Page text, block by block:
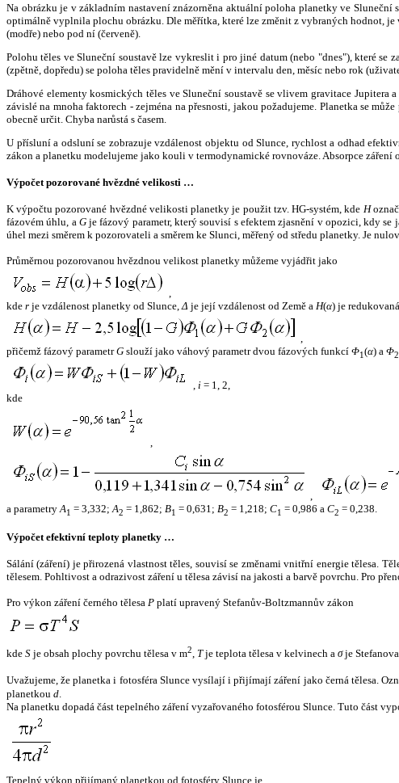
Na obrázku je v základním nastavení znázorněna aktuální poloha planetky ve
optimálně vyplnila plochu obrázku. Dle měřítka, které lze změnit z vybraných hodnot,
(modře) nebo pod ní (červeně).
Polohu těles ve Sluneční soustavě lze vykreslit i pro jiné datum (nebo "dnes"), které se
(zpětně, dopředu) se poloha těles pravidelně mění v intervalu den, měsíc nebo rok
Dráhové elementy kosmických těles ve Sluneční soustavě se vlivem gravitace
závislé na mnoha faktorech - zejména na přesnosti, jakou požadujeme. Planetka se
obecně určit. Chyba narůstá s časem.
U přísluní a odsluní se zobrazuje vzdálenost objektu od Slunce, rychlost a odhad
zákon a planetku modelujeme jako kouli v termodynamické rovnováze. Absorpce
Výpočet pozorované hvězdné velikosti …
K výpočtu pozorované hvězdné velikosti planetky je použit tzv. HG-systém, kde H
fázovém úhlu, a Gje fázový parametr, který souvisí s efektem zjasnění v opozici, kdy
úhel mezi směrem k pozorovateli a směrem ke Slunci, měřený od středu planetky. Je
Průměrnou pozorovanou hvězdnou velikost planetky můžeme vyjádřit jako
,
kde r je vzdálenost planetky od Slunce,Δ je její vzdálenost od Země a H(α) je
,
přičemž fázový parametrG slouží jako váhový parametr dvou fázových funkcí Φ1(α) a Φ2
, i = 1, 2,
kde
,
,
a parametryA1 = 3,332;A2 = 1,862; B1 = 0,631; B2 = 1,218; C1 = 0,986 a C2 = 0,238.
Výpočet efektivní teploty planetky …
Sálání (záření) je přirozená vlastnost těles, souvisí se změnami vnitřní energie tělesa.
tělesem. Pohltivost a odrazivost záření u tělesa závisí na jakosti a barvě povrchu. Pro
Pro výkon záření černého tělesa P platí upravený Stefanův-Boltzmannův zákon
kde S je obsah plochy povrchu tělesa v m2, Tje teplota tělesa v kelvinech a σje
Uvažujeme, že planetka i fotosféra Slunce vysílají i přijímají záření jako černá tělesa.
planetkou d.
Na planetku dopadá část tepelného záření vyzařovaného fotosférou Slunce. Tuto část
Tepelný výkon přijímaný planetkou od fotosféry Slunce je